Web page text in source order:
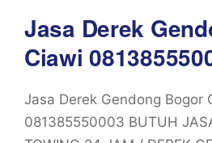
Jasa Derek
Ciawi
Jasa Derek Gendong Bogor
081385550003 BUTUH